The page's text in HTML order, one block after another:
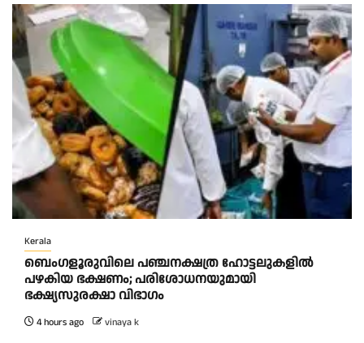
Kerala
ബെംഗളൂരുവിലെ പഞ്ചനക്ഷത്ര ഹോട്ടലുകളിൽ
പഴകിയ ഭക്ഷണം; പരിശോധനയുമായി
ഭക്ഷ്യസുരക്ഷാ വിഭാഗം
4 hours ago vinaya k